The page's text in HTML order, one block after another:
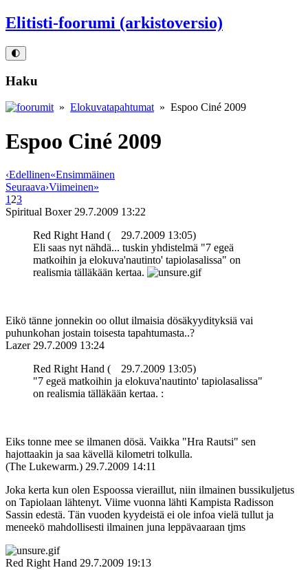
Elitisti-foorumi (arkistoversio)
🌓
Haku
» Elokuvatapahtumat » Espoo Ciné 2009
Espoo Ciné 2009
‹Edellinen«Ensimmäinen
Seuraava›Viimeinen»
1 23
Spiritual Boxer 29.7.2009 13:22
Red Right Hand (
29.7.2009 13:05)
Eli saas nyt nähdä... tuskin yhdistelmä "7 egeä
matkoihin ja elokuva'nautinto' tapiolasalissa" on
realismia tälläkään kertaa.
Eikö tänne jonnekin oo ollut ilmaisia dösäkyydityksiä vai
puhunkohan jostain toisesta tapahtumasta..?
Lazer 29.7.2009 13:24
Red Right Hand (
29.7.2009 13:05)
"7 egeä matkoihin ja elokuva'nautinto' tapiolasalissa"
on realismia tälläkään kertaa. :
Eiks tonne mee se ilmanen dösä. Vaikka "Hra Rautsi" sen
hajottaakin ja saa kävellä kilometri tolkulla.
(The Lukewarm.) 29.7.2009 14:11
Joka kerta kun olen Espoossa vieraillut, niin ilmainen bussikuljetus
on Tapiolaan lähtenyt. Viime vuonna lähti Kampista Radisson
Sassin edestä. Tän vuoden kyydeistä ei ole infoa vielä tullut ja
meneekö mahdollisesti ilmainen juna leppävaaraan tjms
Red Right Hand 29.7.2009 19:13